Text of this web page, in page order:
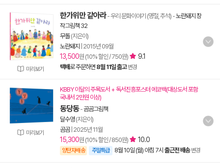
미리보기
한가위만 같아라- 우리 문화이야기 (명절, 추석) -노란돼지 창
작그림책 32
무돌(지은이)
노란돼지
2015년 09월
13,500원 (10% 할인 / 750원) 9.1
택배로 주문하면 8월 11일 출고 변경
미리보기
KBBY 이달의 주목도서 + 독서진흥포스터 에코백(대상도서 포함
국내서 2만원 이상)
동당동-곰곰그림책
달수영(지은이)
곰곰| 2025년 11월
15,300원 (10% 할인 / 850원) 10.0
양탄자배송 주말특급 8월 10일 (월) 아침 7시 출근전 배송 변경